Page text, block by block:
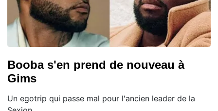
Booba s'en prend de nouveau à
Gims
Un egotrip qui passe mal pour l'ancien leader de la